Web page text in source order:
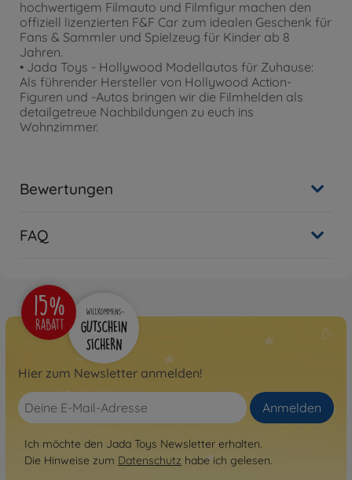
hochwertigem Filmauto und Filmfigur machen den
offiziell lizenzierten F&F Car zum idealen Geschenk für
Fans & Sammler und Spielzeug für Kinder ab 8
Jahren.
• Jada Toys - Hollywood Modellautos für Zuhause:
Als führender Hersteller von Hollywood Action-
Figuren und -Autos bringen wir die Filmhelden als
detailgetreue Nachbildungen zu euch ins
Wohnzimmer.
Bewertungen
FAQ
Hier zum Newsletter anmelden!
Anmelden
Ich möchte den Jada Toys Newsletter erhalten.
Die Hinweise zum Datenschutz habe ich gelesen.